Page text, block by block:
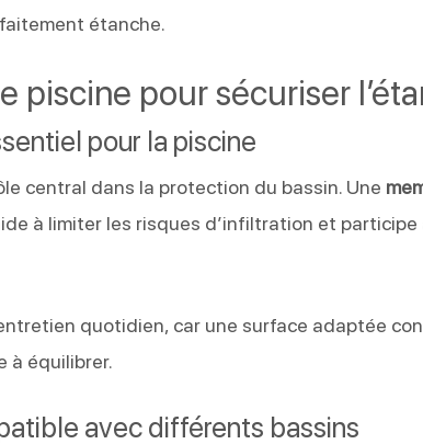
étanche.
piscine pour sécuriser
pour la piscine
central dans la protection du bassin. Une
à limiter les risques d’infiltration et
quotidien, car une surface adaptée
à équilibrer.
avec différents bassins